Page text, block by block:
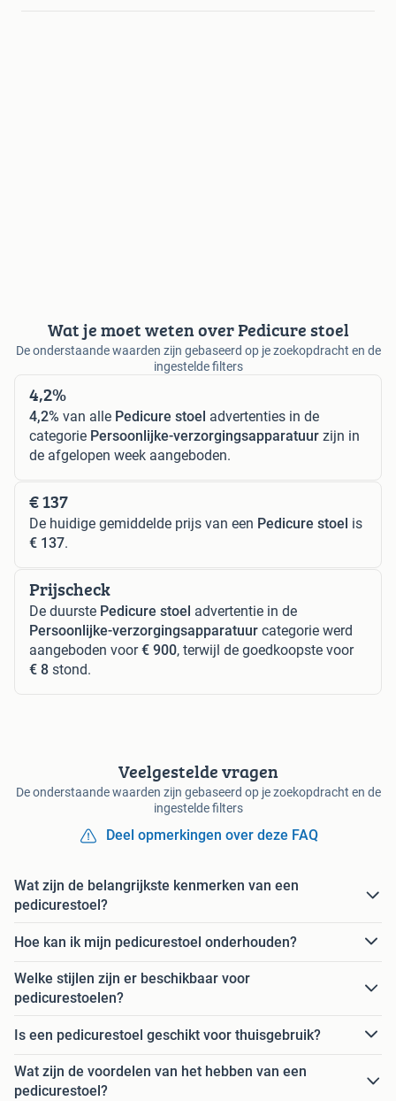
Wat je moet weten over Pedicure stoel
De onderstaande waarden zijn gebaseerd op je zoekopdracht en de
ingestelde filters
4,2%
4,2% van alle Pedicure stoel advertenties in de
categorie Persoonlijke-verzorgingsapparatuur zijn in
de afgelopen week aangeboden.
€ 137
De huidige gemiddelde prijs van een Pedicure stoel is
€ 137.
Prijscheck
De duurste Pedicure stoel advertentie in de
Persoonlijke-verzorgingsapparatuur categorie werd
aangeboden voor€ 900, terwijl de goedkoopste voor
€ 8 stond.
Veelgestelde vragen
De onderstaande waarden zijn gebaseerd op je zoekopdracht en de
ingestelde filters
Deel opmerkingen over deze FAQ
Wat zijn de belangrijkste kenmerken van een
pedicurestoel?
Hoe kan ik mijn pedicurestoel onderhouden?
Welke stijlen zijn er beschikbaar voor
pedicurestoelen?
Is een pedicurestoel geschikt voor thuisgebruik?
Wat zijn de voordelen van het hebben van een
pedicurestoel?